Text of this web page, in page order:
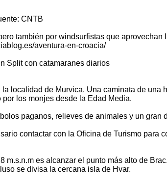
CNTB
también por windsurfistas que
aventura-en-croacia/
Split con catamaranes diarios
localidad de Murvica. Una caminata de
los monjes desde la Edad Media.
paganos, relieves de animales y un gran
contactar con la Oficina de Turismo para
m.s.n.m es alcanzar el punto más alto de
se divisa la cercana isla de Hvar.